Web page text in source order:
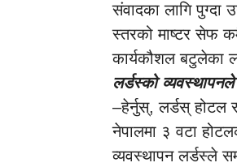
संवादका लागि पुग्दा
स्तरको माष्टर सेफ
कार्यकौशल बटुलेका
लर्डस्को
–हेर्नुस्, लर्डस् होटल
नेपालमा ३ वटा
व्यवस्थापन लर्डस्ले